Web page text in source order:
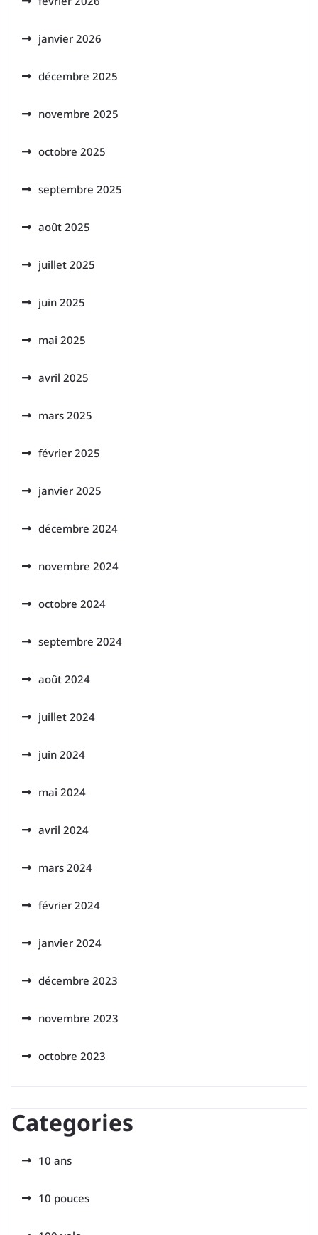
janvier 2026
décembre 2025
novembre 2025
octobre 2025
septembre 2025
août 2025
juillet 2025
juin 2025
mai 2025
avril 2025
mars 2025
février 2025
janvier 2025
décembre 2024
novembre 2024
octobre 2024
septembre 2024
août 2024
juillet 2024
juin 2024
mai 2024
avril 2024
mars 2024
février 2024
janvier 2024
décembre 2023
novembre 2023
octobre 2023
Categories
10 ans
10 pouces